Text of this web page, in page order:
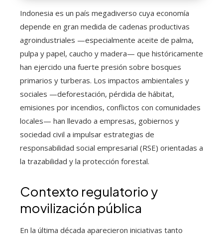
Indonesia es un país megadiverso cuya economía
depende en gran medida de cadenas productivas
agroindustriales —especialmente aceite de palma,
pulpa y papel, caucho y madera— que históricamente
han ejercido una fuerte presión sobre bosques
primarios y turberas. Los impactos ambientales y
sociales —deforestación, pérdida de hábitat,
emisiones por incendios, conflictos con comunidades
locales— han llevado a empresas, gobiernos y
sociedad civil a impulsar estrategias de
responsabilidad social empresarial (RSE) orientadas a
la trazabilidad y la protección forestal.
Contexto regulatorio y
movilización pública
En la última década aparecieron iniciativas tanto